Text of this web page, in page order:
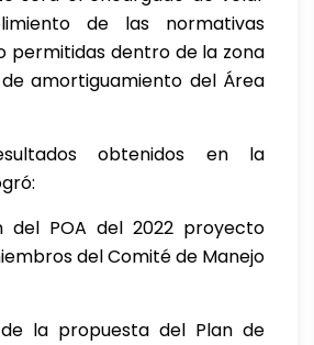
de las normativas
permitidas dentro de la zona
amortiguamiento del Área
obtenidos en la
del POA del 2022 proyecto
del Comité de Manejo
de la propuesta del Plan de